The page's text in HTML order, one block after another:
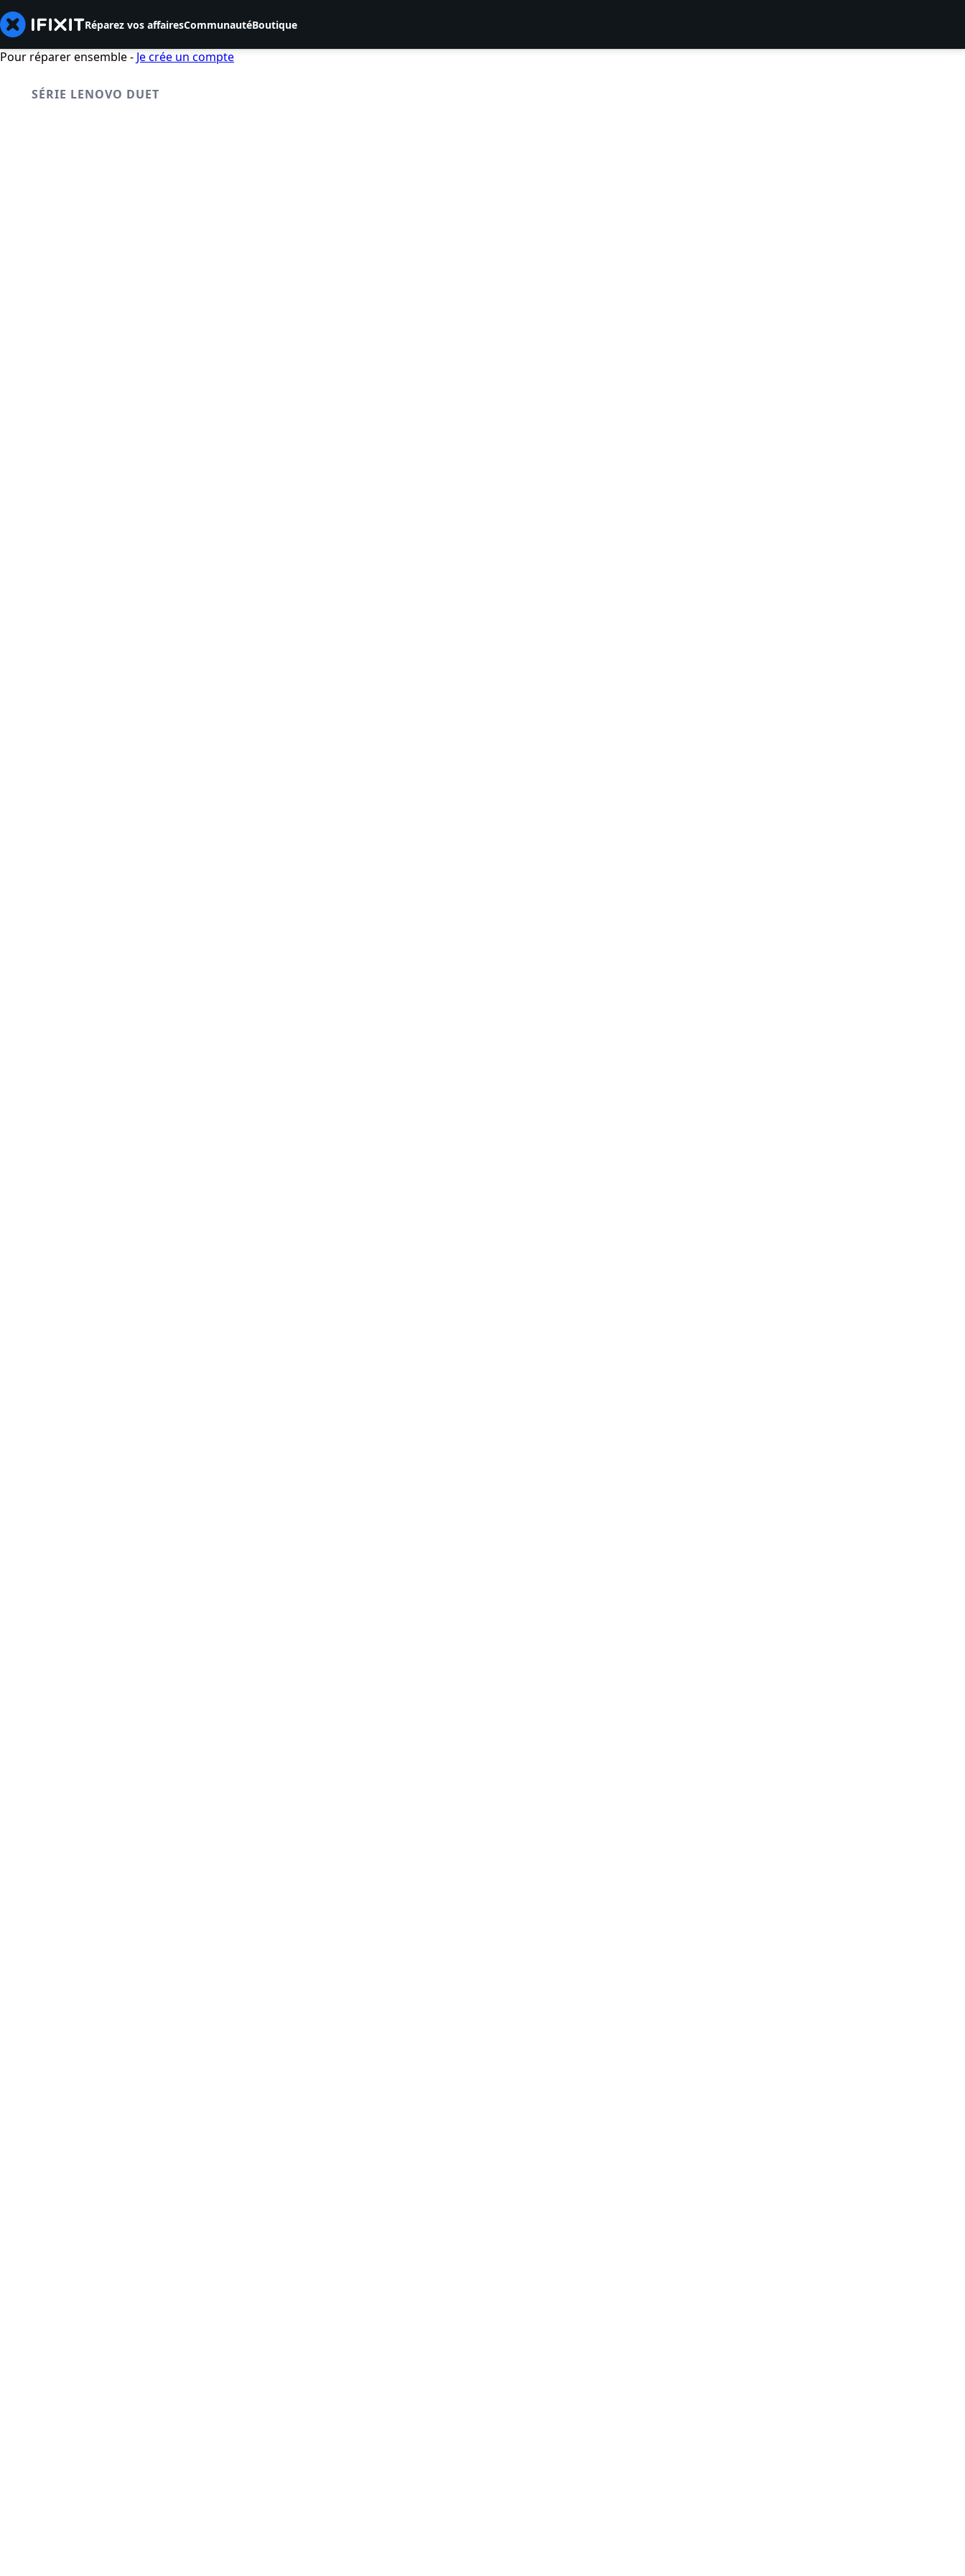
Réparez vos affairesCommunautéBoutique
Pour réparer ensemble - Je crée un compte
SÉRIE LENOVO DUET